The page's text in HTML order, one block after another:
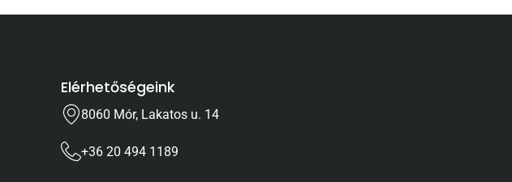
Elérhetőségeink
8060 Mór, Lakatos u. 14
+36 20 494 1189